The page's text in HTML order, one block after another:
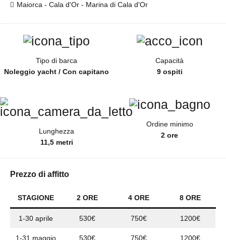
Maiorca - Cala d'Or - Marina di Cala d'Or
Tipo di barca
Noleggio yacht / Con capitano
Capacità
9 ospiti
Lunghezza
11,5 metri
Ordine minimo
2 ore
Prezzo di affitto
STAGIONE 2 ORE 4 ORE 8 ORE
1-30 aprile 530€ 750€ 1200€
1-31 maggio 530€ 750€ 1200€